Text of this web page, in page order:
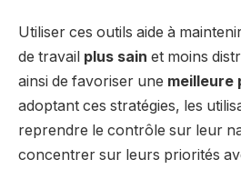
Utiliser ces outils aide à
de travail plus sain et moins
ainsi de favoriser une meilleure
adoptant ces stratégies, les
reprendre le contrôle sur leur
concentrer sur leurs priorités